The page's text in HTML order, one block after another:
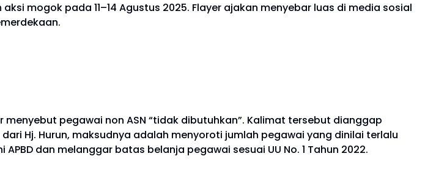
mogok pada 11–14 Agustus 2025. Flayer ajakan menyebar luas di media sosial
pegawai non ASN “tidak dibutuhkan”. Kalimat tersebut dianggap
Hj. Hurun, maksudnya adalah menyoroti jumlah pegawai yang dinilai terlalu
dan melanggar batas belanja pegawai sesuai UU No. 1 Tahun 2022.